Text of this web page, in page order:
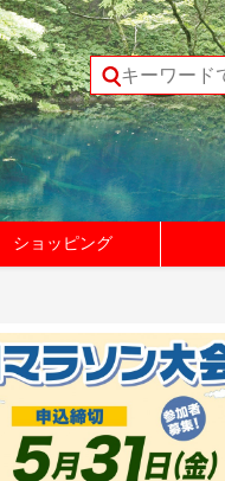
ショッピング